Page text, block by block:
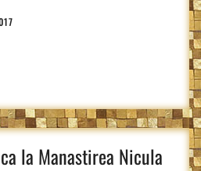
la Manastirea Nicula